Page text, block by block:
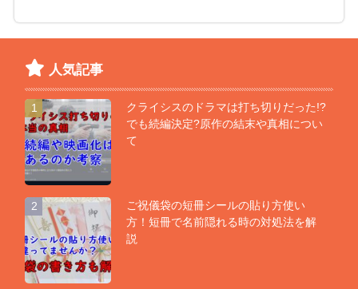
人気記事
1
クライシスのドラマは打ち切りだった!?
でも続編決定?原作の結末や真相につい
て
2
ご祝儀袋の短冊シールの貼り方使い
方！短冊で名前隠れる時の対処法を解
説